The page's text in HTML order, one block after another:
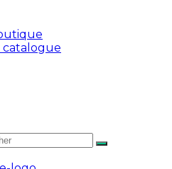
catalogue